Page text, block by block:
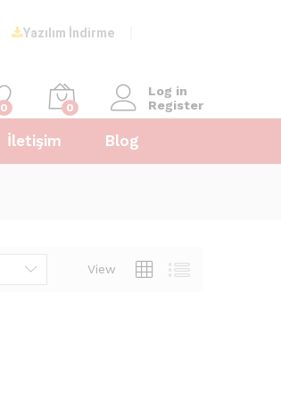
Yazılım İndirme
0 0
Log in
Register
İletişim Blog
View